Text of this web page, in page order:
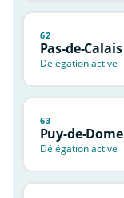
62
Pas-de-Calais
Délégation active
63
Puy-de-Dome
Délégation active